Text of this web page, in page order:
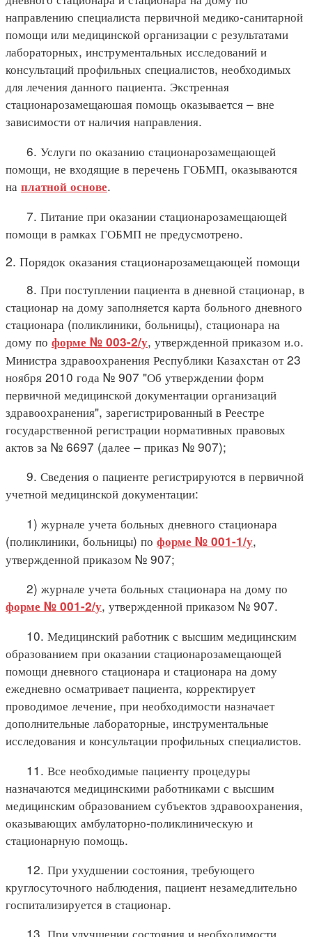
направлению специалиста первичной медико-санитарной
помощи или медицинской организации с результатами
лабораторных, инструментальных исследований и
консультаций профильных специалистов, необходимых
для лечения данного пациента. Экстренная
стационарозамещаюшая помощь оказывается – вне
зависимости от наличия направления.
6. Услуги по оказанию стационарозамещающей
помощи, не входящие в перечень ГОБМП, оказываются
на платной основе.
7. Питание при оказании стационарозамещающей
помощи в рамках ГОБМП не предусмотрено.
2. Порядок оказания стационарозамещающей помощи
8. При поступлении пациента в дневной стационар, в
стационар на дому заполняется карта больного дневного
стационара (поликлиники, больницы), стационара на
дому по форме № 003-2/у, утвержденной приказом и.о.
Министра здравоохранения Республики Казахстан от 23
ноября 2010 года № 907 "Об утверждении форм
первичной медицинской документации организаций
здравоохранения", зарегистрированный в Реестре
государственной регистрации нормативных правовых
актов за № 6697 (далее – приказ № 907);
9. Сведения о пациенте регистрируются в первичной
учетной медицинской документации:
1) журнале учета больных дневного стационара
(поликлиники, больницы) по форме № 001-1/у,
утвержденной приказом № 907;
2) журнале учета больных стационара на дому по
форме № 001-2/у, утвержденной приказом № 907.
10. Медицинский работник с высшим медицинским
образованием при оказании стационарозамещающей
помощи дневного стационара и стационара на дому
ежедневно осматривает пациента, корректирует
проводимое лечение, при необходимости назначает
дополнительные лабораторные, инструментальные
исследования и консультации профильных специалистов.
11. Все необходимые пациенту процедуры
назначаются медицинскими работниками с высшим
медицинским образованием субъектов здравоохранения,
оказывающих амбулаторно-поликлиническую и
стационарную помощь.
12. При ухудшении состояния, требующего
круглосуточного наблюдения, пациент незамедлительно
госпитализируется в стационар.
13. При улучшении состояния и необходимости